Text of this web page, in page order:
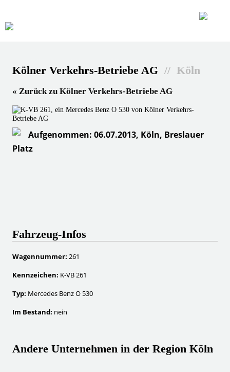
Kölner Verkehrs-Betriebe AG // Köln
« Zurück zu Kölner Verkehrs-Betriebe AG
Aufgenommen: 06.07.2013, Köln, Breslauer
Platz
Fahrzeug-Infos
Wagennummer: 261
Kennzeichen: K-VB 261
Typ: Mercedes Benz O 530
Im Bestand: nein
Andere Unternehmen in der Region Köln